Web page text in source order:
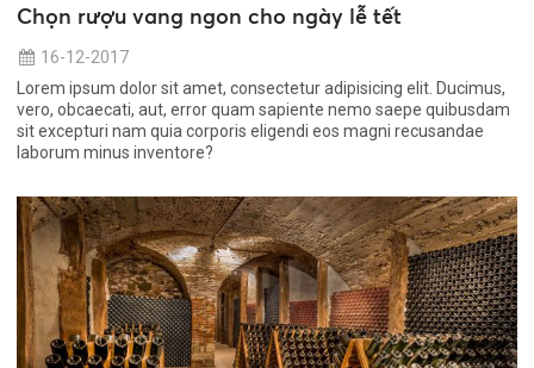
Chọn rượu vang ngon cho ngày lễ tết
16-12-2017
Lorem ipsum dolor sit amet, consectetur adipisicing elit. Ducimus,
vero, obcaecati, aut, error quam sapiente nemo saepe quibusdam
sit excepturi nam quia corporis eligendi eos magni recusandae
laborum minus inventore?